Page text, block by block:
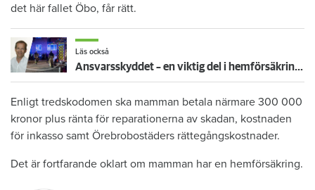
det här fallet Öbo, får rätt.
Läs också
Ansvarsskyddet – en viktig del i hemförsäkringen
Enligt tredskodomen ska mamman betala närmare 300 000
kronor plus ränta för reparationerna av skadan, kostnaden
för inkasso samt Örebrobostäders rättegångskostnader.
Det är fortfarande oklart om mamman har en hemförsäkring.